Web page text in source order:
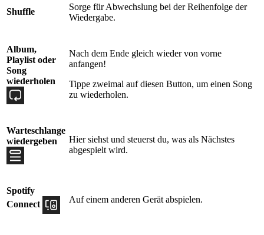
Shuffle
Sorge für Abwechslung bei der Reihenfolge der
Wiedergabe.
Album,
Playlist oder
Song
wiederholen
Nach dem Ende gleich wieder von vorne
anfangen!
Tippe zweimal auf diesen Button, um einen Song
zu wiederholen.
Warteschlange
wiedergeben
Hier siehst und steuerst du, was als Nächstes
abgespielt wird.
Spotify
Connect
Auf einem anderen Gerät abspielen.